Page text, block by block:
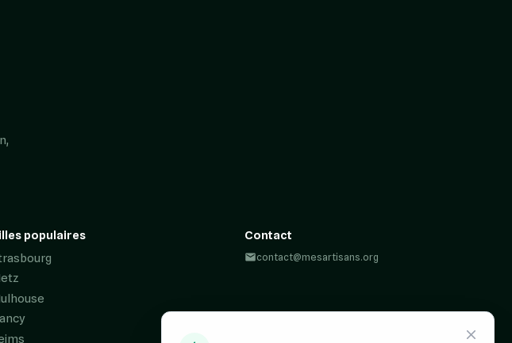
populaires
Contact
contact@mesartisans.org